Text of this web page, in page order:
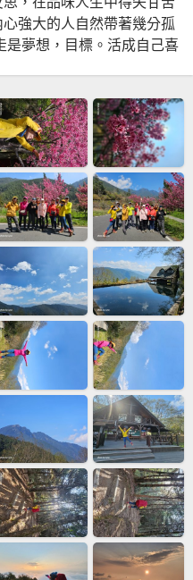
強大的人自然帶著幾分孤
是夢想，目標。活成自己喜